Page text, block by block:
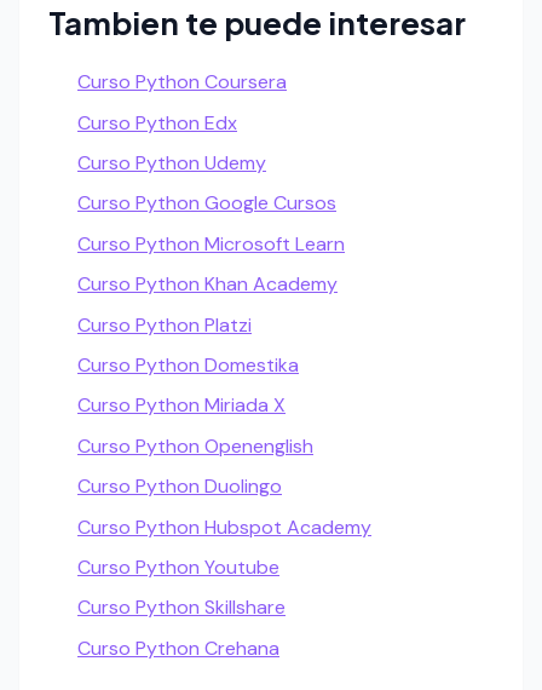
Tambien te puede interesar
Curso Python Coursera
Curso Python Edx
Curso Python Udemy
Curso Python Google Cursos
Curso Python Microsoft Learn
Curso Python Khan Academy
Curso Python Platzi
Curso Python Domestika
Curso Python Miriada X
Curso Python Openenglish
Curso Python Duolingo
Curso Python Hubspot Academy
Curso Python Youtube
Curso Python Skillshare
Curso Python Crehana